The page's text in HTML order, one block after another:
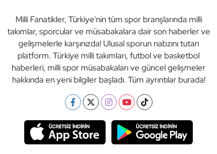
Milli Fanatikler, Türkiye'nin tüm spor branşlarında milli
takımlar, sporcular ve müsabakalara dair son haberler ve
gelişmelerle karşınızda! Ulusal sporun nabzını tutan
platform. Türkiye milli takımları, futbol ve basketbol
haberleri, milli spor müsabakaları ve güncel gelişmeler
hakkında en yeni bilgiler başladı. Tüm ayrıntılar burada!